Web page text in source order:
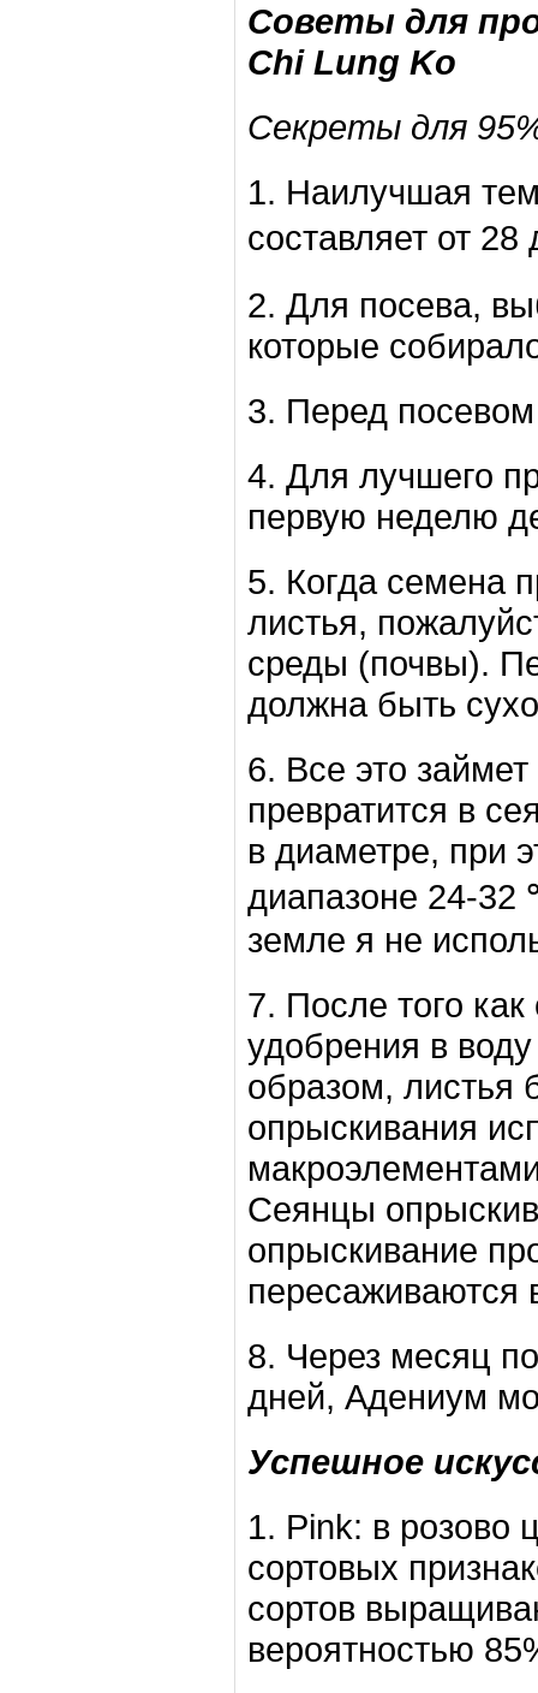
Советы для
Chi Lung Ko
Секреты для
1. Наилучшая
составляет от
2. Для посева,
которые
3. Перед
4. Для лучшего
первую неделю
5. Когда семена
листья,
среды (почвы).
должна быть
6. Все это
превратится в
в диаметре, при
диапазоне 24-32
земле я не
7. После того
удобрения в
образом, листья
опрыскивания
Сеянцы
опрыскивание
пересаживаются
8. Через месяц
дней, Адениум
Успешное
1. Pink: в розово
сортовых
сортов
вероятностью